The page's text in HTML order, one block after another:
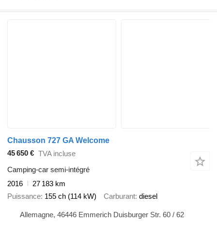
Chausson 727 GA Welcome
45 650 € TVA incluse
Camping-car semi-intégré
2016
27 183 km
Puissance 155 ch (114 kW) Carburant diesel
Allemagne, 46446 Emmerich Duisburger Str. 60 / 62